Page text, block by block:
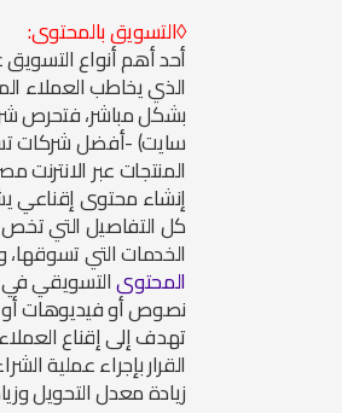
◊التسويق بالمحتوى:
أحد أهم أنواع التسويق
الذي يخاطب العملاء
بشكل مباشر، فتحرص
سايت) -أفضل شركات
المنتجات عبر الانترنت
إنشاء محتوى إقناعي
كل التفاصيل التي تخص
الخدمات التي تسوقها،
المحتوىالتسويقي
نصوص أو فيديوهات
تهدف إلى إقناع
القرار بإجراء عملية
زيادة معدل التحويل